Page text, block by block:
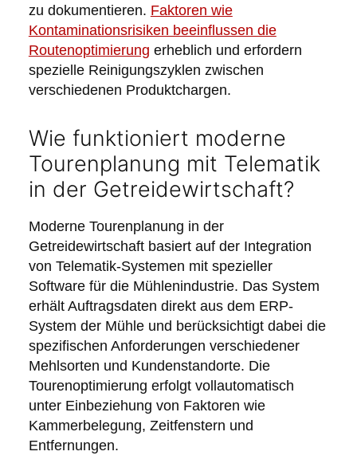
zu dokumentieren. Faktoren wie
Kontaminationsrisiken beeinflussen die
Routenoptimierung erheblich und erfordern
spezielle Reinigungszyklen zwischen
verschiedenen Produktchargen.
Wie funktioniert moderne
Tourenplanung mit Telematik
in der Getreidewirtschaft?
Moderne Tourenplanung in der
Getreidewirtschaft basiert auf der Integration
von Telematik-Systemen mit spezieller
Software für die Mühlenindustrie. Das System
erhält Auftragsdaten direkt aus dem ERP-
System der Mühle und berücksichtigt dabei die
spezifischen Anforderungen verschiedener
Mehlsorten und Kundenstandorte. Die
Tourenoptimierung erfolgt vollautomatisch
unter Einbeziehung von Faktoren wie
Kammerbelegung, Zeitfenstern und
Entfernungen.